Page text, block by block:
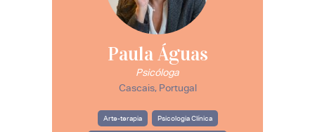
Paula Águas
Psicóloga
Cascais, Portugal
Arte-terapia Psicologia Clínica